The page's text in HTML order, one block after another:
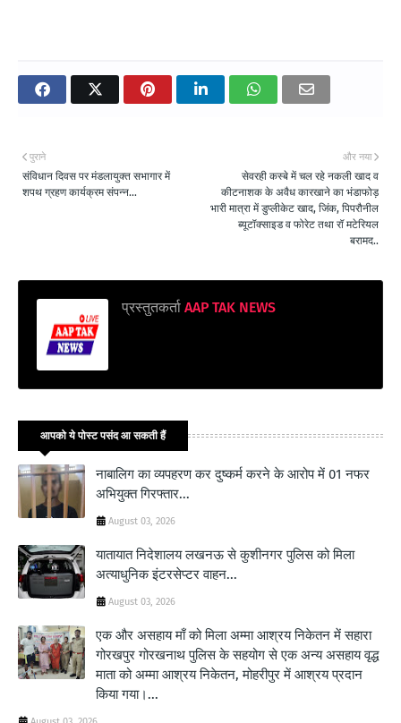
और नया
सेवरही कस्बे में चल रहे नकली खाद व
कीटनाशक के अवैध कारखाने का भंडाफोड़
भारी मात्रा में डुप्लीकेट खाद, जिंक, पिपरौनील
ब्यूटॉक्साइड व फोरेट तथा रॉ मटेरियल
बरामद..
पुराने
संविधान दिवस पर मंडलायुक्त सभागार में
शपथ ग्रहण कार्यक्रम संपन्न...
प्रस्तुतकर्ता AAP TAK NEWS
आपको ये पोस्ट पसंद आ सकती हैं
नाबालिग का व्यपहरण कर दुष्कर्म करने के आरोप में 01 नफर
अभियुक्त गिरफ्तार...
August 03, 2026
यातायात निदेशालय लखनऊ से कुशीनगर पुलिस को मिला
अत्याधुनिक इंटरसेप्टर वाहन...
August 03, 2026
एक और असहाय माँ को मिला अम्मा आश्रय निकेतन में सहारा
गोरखपुर गोरखनाथ पुलिस के सहयोग से एक अन्य असहाय वृद्ध
माता को अम्मा आश्रय निकेतन, मोहरीपुर में आश्रय प्रदान
किया गया।...